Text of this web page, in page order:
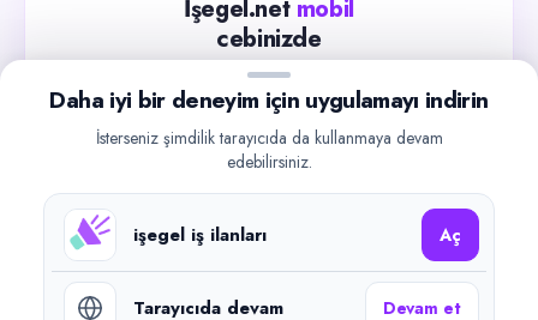
İşegel.net mobil
cebinizde
Güncel iş ilanlarını takip edin, işverenlerle hızlıca
iletişime geçin.
Google Play
©2026işegel.net. Tüm hakları saklıdır.
Daha iyi bir deneyim için uygulamayı indirin
İsterseniz şimdilik tarayıcıda da kullanmaya devam
edebilirsiniz.
işegel iş ilanları Aç
Tarayıcıda devam Devam et